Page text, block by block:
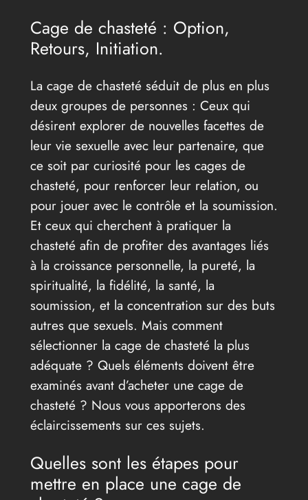
Cage de chasteté : Option,
Retours, Initiation.
La cage de chasteté séduit de plus en plus
deux groupes de personnes : Ceux qui
désirent explorer de nouvelles facettes de
leur vie sexuelle avec leur partenaire, que
ce soit par curiosité pour les cages de
chasteté, pour renforcer leur relation, ou
pour jouer avec le contrôle et la soumission.
Et ceux qui cherchent à pratiquer la
chasteté afin de profiter des avantages liés
à la croissance personnelle, la pureté, la
spiritualité, la fidélité, la santé, la
soumission, et la concentration sur des buts
autres que sexuels. Mais comment
sélectionner la cage de chasteté la plus
adéquate ? Quels éléments doivent être
examinés avant d’acheter une cage de
chasteté ? Nous vous apporterons des
éclaircissements sur ces sujets.
Quelles sont les étapes pour
mettre en place une cage de